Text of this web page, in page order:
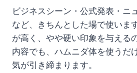
ビジネスシーン・公式発表・ニ
など、きちんとした場で使いま
が高く、やや硬い印象を与える
内容でも、ハムニダ体を使うだ
気が引き締まります。